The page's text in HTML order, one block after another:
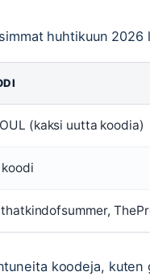
huhtikuun
(kaksi uutta koodia)
koodeja, kuten